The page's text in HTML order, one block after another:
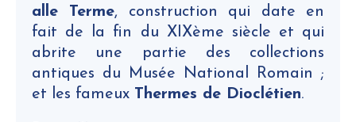
alle Terme, construction qui date en
fait de la fin du XIXème siècle et qui
abrite une partie des collections
antiques du Musée National Romain ;
et les fameux Thermes de Dioclétien.